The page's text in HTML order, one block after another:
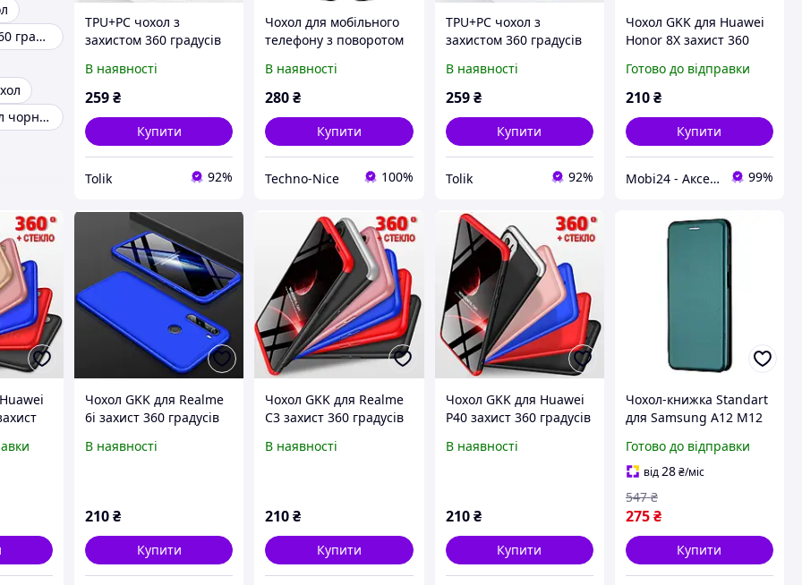
Чохол захист 360 градусів
Захисний чохол чорний
TPU+PC чохол з
захистом 360 градусів
(6.1")
В наявності
259₴
Купити
Tolik 92%
Чохол для мобільного
телефону з поворотом
Prologfer Сумісний із
чохлом Samsung S8
В наявності
280₴
Купити
Techno-Nice 100%
TPU+PC чохол з
захистом 360 градусів
(6.1")
В наявності
259 ₴
Купити
Tolik 92%
Чохол GKK для Huawei
Honor 8X захист 360
Готово до відправки
210₴
Купити
Mobi24 - Аксесуари для смартфонів 99%
Чохол GKK для Realme
6i захист 360 градусів
В наявності
210₴
Купити
Чохол GKK для Realme
С3 захист 360 градусів
В наявності
210₴
Купити
Чохол GKK для Huawei
P40 захист 360 градусів
В наявності
210 ₴
Купити
Чохол-книжка Standart
для Samsung A12 M12
захисний темно-
зелений 360 градусів
Готово до відправки
від 28₴/міс
275₴
547 ₴
Купити